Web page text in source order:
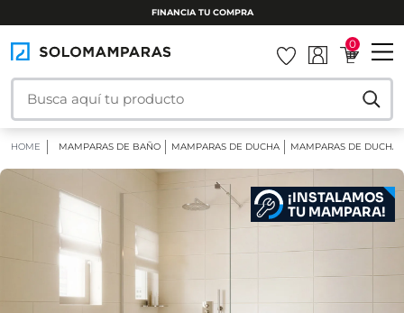
INSTALAMOS TU MAMPARA
0
HOME MAMPARAS DE BAÑO MAMPARAS DE DUCHA MAMPARAS DE DUCHA
¡INSTALAMOS
TU MAMPARA!